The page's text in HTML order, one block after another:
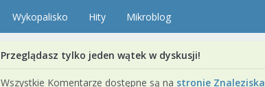
Wykopalisko Hity Mikroblog
Przeglądasz tylko jeden wątek w dyskusji!
Wszystkie Komentarze dostępne są na stronie Znaleziska